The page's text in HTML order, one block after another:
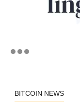
BITCOIN NEWS